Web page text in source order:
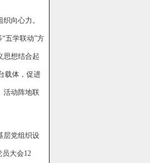
向心力。
五学联动”方
思想结合起
载体，促进
活动阵地联
层党组织设
员大会12